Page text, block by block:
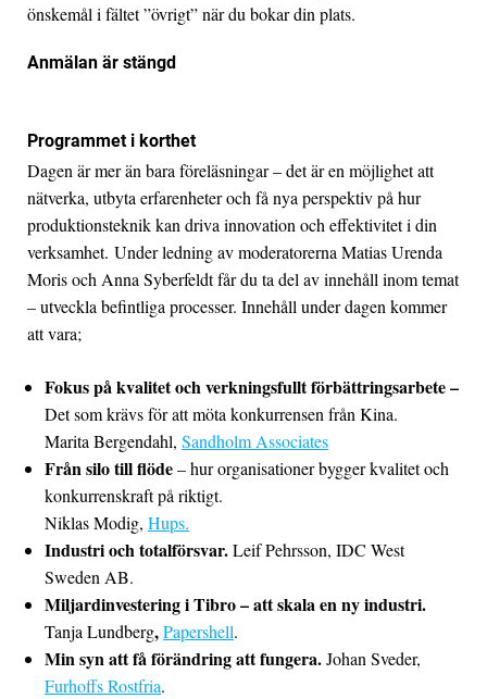
önskemål i fältet ”övrigt” när du bokar din plats.
Anmälan är stängd
Programmet i korthet
Dagen är mer än bara föreläsningar – det är en möjlighet att
nätverka, utbyta erfarenheter och få nya perspektiv på hur
produktionsteknik kan driva innovation och effektivitet i din
verksamhet. Under ledning av moderatorerna Matias Urenda
Moris och Anna Syberfeldt får du ta del av innehåll inom temat
– utveckla befintliga processer. Innehåll under dagen kommer
att vara;
Fokus på kvalitet och verkningsfullt förbättringsarbete –
Det som krävs för att möta konkurrensen från Kina.
Marita Bergendahl, Sandholm Associates
Från silo till flöde– hur organisationer bygger kvalitet och
konkurrenskraft på riktigt.
Niklas Modig, Hups.
Industri och totalförsvar.Leif Pehrsson, IDC West
Sweden AB.
Miljardinvestering i Tibro – att skala en ny industri.
Tanja Lundberg,Papershell.
Min syn att få förändring att fungera.Johan Sveder,
Furhoffs Rostfria.